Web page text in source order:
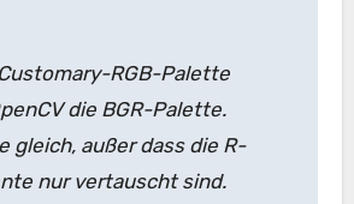
RGB-Palette
die BGR-Palette.
gleich, außer dass die R-
nur vertauscht sind.